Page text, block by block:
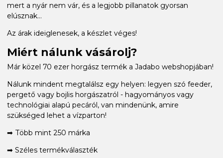
mert a nyár nem vár, és a legjobb pillanatok gyorsan
elúsznak...
Az árak ideiglenesek, a készlet véges!
Miért nálunk vásárolj?
Már közel 70 ezer horgász termék a Jadabo webshopjában!
Nálunk mindent megtalálsz egy helyen: legyen szó feeder,
pergető vagy bojlis horgászatról - hagyományos vagy
technológiai alapú pecáról, van mindenünk, amire
szükséged lehet a vízparton!
➡ Több mint 250 márka
➡ Széles termékválaszték